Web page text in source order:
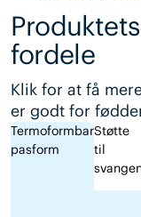
fordele
Klik for at få
er godt for
Termoformbar
pasform
Støtte
til